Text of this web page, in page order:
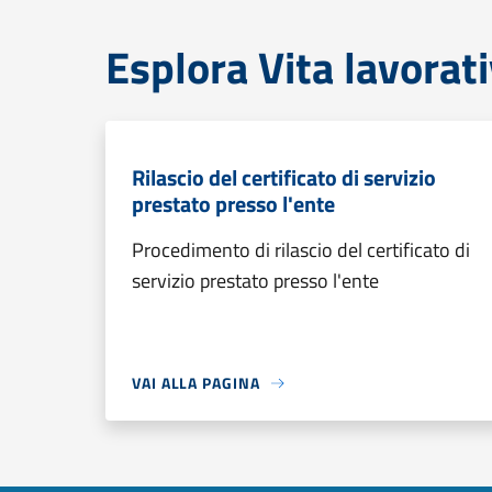
Esplora Vita
Rilascio del certificato di servizio
prestato presso l'ente
Procedimento di rilascio del certificato di
servizio prestato presso l'ente
VAI ALLA PAGINA